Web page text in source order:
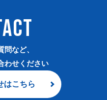
問など、
わせください
はこちら